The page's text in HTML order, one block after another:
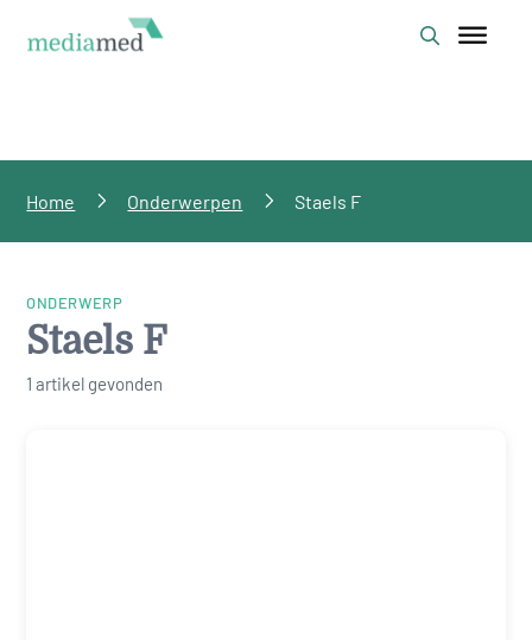
Home Onderwerpen Staels F
ONDERWERP
Staels F
1 artikel gevonden